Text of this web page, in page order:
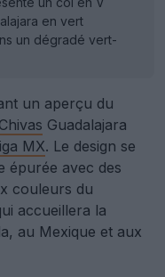
en vert
un dégradé vert-
un aperçu du
Chivas Guadalajara
MX. Le design se
épurée avec des
couleurs du
accueillera la
au Mexique et aux